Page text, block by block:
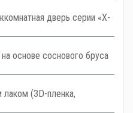
дверь серии «Х-
основе соснового бруса
(3D-пленка,